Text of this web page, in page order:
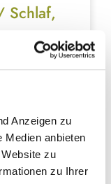
Anzeigen zu
Medien anbieten
zu
zu Ihrer
Schlaf,